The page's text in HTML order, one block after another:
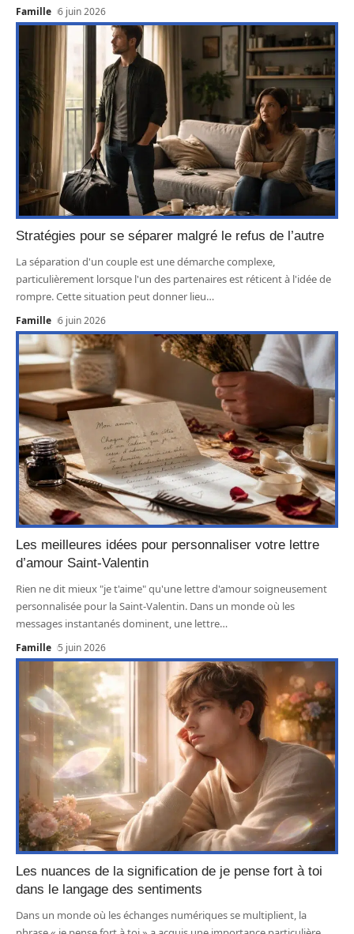
Famille 6 juin 2026
Stratégies pour se séparer malgré le refus de l’autre
La séparation d'un couple est une démarche complexe,
particulièrement lorsque l'un des partenaires est réticent à l'idée de
rompre. Cette situation peut donner lieu…
Famille 6 juin 2026
Les meilleures idées pour personnaliser votre lettre
d’amour Saint-Valentin
Rien ne dit mieux "je t'aime" qu'une lettre d'amour soigneusement
personnalisée pour la Saint-Valentin. Dans un monde où les
messages instantanés dominent, une lettre…
Famille 5 juin 2026
Les nuances de la signification de je pense fort à toi
dans le langage des sentiments
Dans un monde où les échanges numériques se multiplient, la